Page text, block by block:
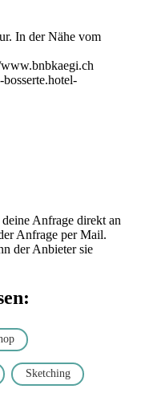
In der Nähe vom
Anfrage direkt an
Anfrage per Mail.
der Anbieter sie
Sketching